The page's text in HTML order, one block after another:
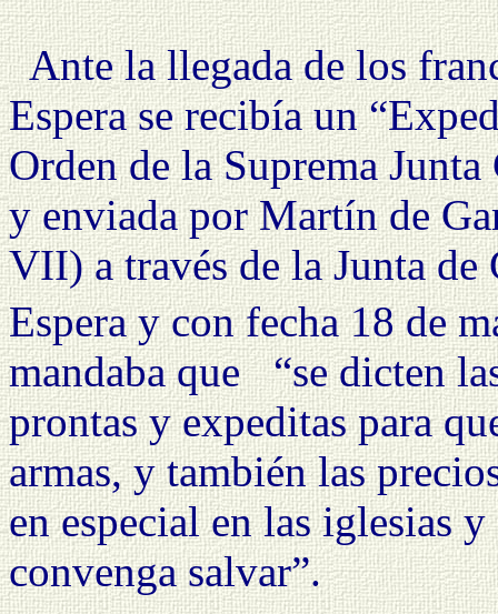
Ante la llegada de los
Espera se recibía un
Orden dela Suprema Junta
y enviada por Martín de
VII) a través dela Juntade
Espera y con fecha 18 de
mandaba que
“se dicten
prontas y expeditas para
armas, y también las
en especial en las iglesias
convenga salvar”.